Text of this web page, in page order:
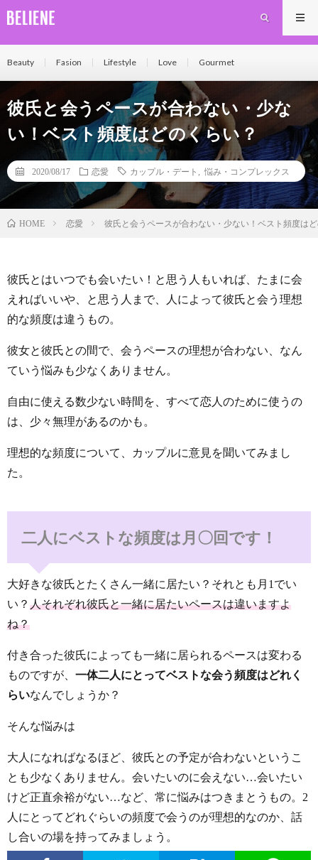
Beauty Fasion Lifestyle Love Gourmet
彼氏と会うペースが合わない・少な
い！ベスト頻度はどのくらい？
2020/08/17 恋愛 カップル・デート 悩み・コンプレックス
HOME 恋愛 彼氏と会うペースが合わない・少ない！ベスト頻度は
彼氏とはいつでも会いたい！と思う人もいれば、たまに会
えればいいや、と思う人まで、人によって彼氏と会う理想
的な頻度は違うもの。
彼女と彼氏との間で、会うペースの理想が合わない、なん
ていう悩みも少なくありません。
自由に使える数少ない時間を、すべて恋人のために使うの
は、少々無理があるのかも。
理想的な頻度について、カップルに意見を聞いてみまし
た。
二人にベストな頻度は月〇回です！
大好きな彼氏とたくさん一緒に居たい？それとも月1でい
い？ 人それぞれ彼氏と一緒に居たいペースは違いますよ
ね？
付き合った彼氏によっても一緒に居られるペースは変わる
ものですが、 一体二人にとってベストな会う頻度はどれく
らいなんでしょうか？
そんな悩みは
大人になればなるほど、彼氏との予定が合わないというこ
とも少なくありません。会いたいのに会えない…会いたい
けど正直余裕がない…など、常に悩みはつきまとうもの。2
人にとってどれぐらいの頻度で会うのが理想的なのか、話
し合いの場を持ってみましょう。